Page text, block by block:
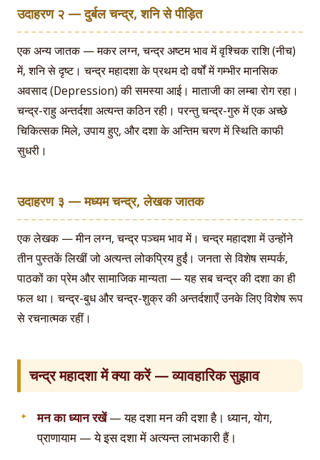
उदाहरण २ — दुर्बल चन्द्र, शनि से पीड़ित
एक अन्य जातक — मकर लग्न, चन्द्र अष्टम भाव में वृश्चिक राशि (नीच)
में, शनि से दृष्ट। चन्द्र महादशा के प्रथम दो वर्षों में गम्भीर मानसिक
अवसाद (Depression) की समस्या आई। माताजी का लम्बा रोग रहा।
चन्द्र-राहु अन्तर्दशा अत्यन्त कठिन रही। परन्तु चन्द्र-गुरु में एक अच्छे
चिकित्सक मिले, उपाय हुए, और दशा के अन्तिम चरण में स्थिति काफी
सुधरी।
उदाहरण ३ — मध्यम चन्द्र, लेखक जातक
एक लेखक — मीन लग्न, चन्द्र पञ्चम भाव में। चन्द्र महादशा में उन्होंने
तीन पुस्तकें लिखीं जो अत्यन्त लोकप्रिय हुईं। जनता से विशेष सम्पर्क,
पाठकों का प्रेम और सामाजिक मान्यता — यह सब चन्द्र की दशा का ही
फल था। चन्द्र-बुध और चन्द्र-शुक्र की अन्तर्दशाएँ उनके लिए विशेष रूप
से रचनात्मक रहीं।
चन्द्र महादशा में क्या करें — व्यावहारिक सुझाव
मन का ध्यान रखें— यह दशा मन की दशा है। ध्यान, योग,
प्राणायाम — ये इस दशा में अत्यन्त लाभकारी हैं।